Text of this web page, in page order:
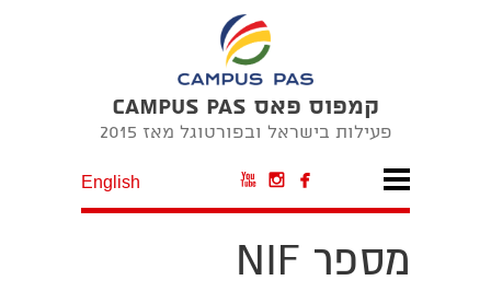
קמפוס פאס CAMPUS PAS
פעילות בישראל ובפורטוגל מאז 2015
English 


מספר NIF